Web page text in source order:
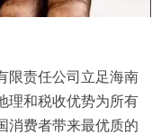
限责任公司立足海南
理和税收优势为所有
消费者带来最优质的